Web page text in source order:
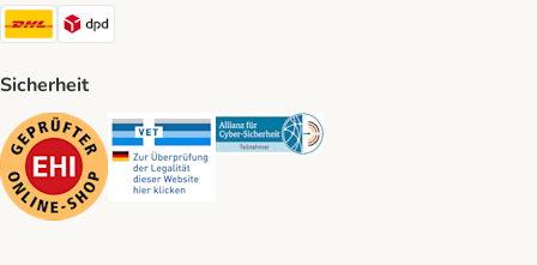
DHL Shipping Method
Sicherheit
Security Security Security